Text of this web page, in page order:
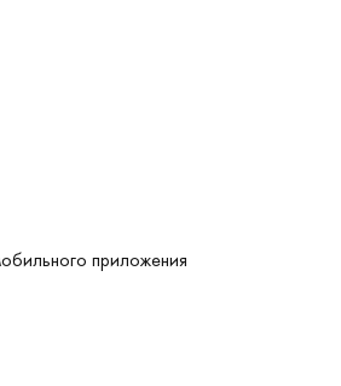
приложения